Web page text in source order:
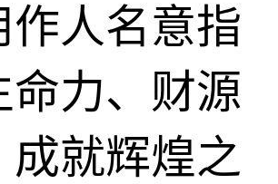
作人名意指
命力、财源
成就辉煌之